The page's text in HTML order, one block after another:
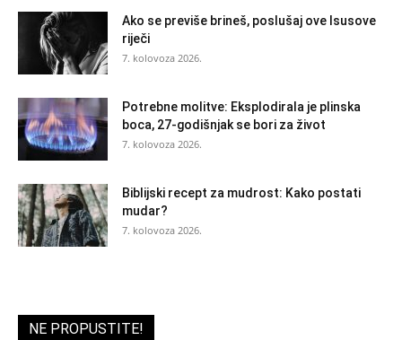
Ako se previše brineš, poslušaj ove Isusove
riječi
7. kolovoza 2026.
Potrebne molitve: Eksplodirala je plinska
boca, 27-godišnjak se bori za život
7. kolovoza 2026.
Biblijski recept za mudrost: Kako postati
mudar?
7. kolovoza 2026.
NE PROPUSTITE!